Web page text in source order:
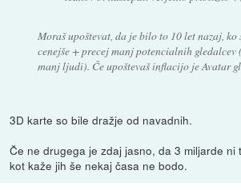
Moraš upoštevat, da je bilo to 10 let nazaj, ko
cenejše + precej manj potencialnih gledalcev
manj ljudi). Če upoštevaš inflacijo je Avatar
3D karte so bile dražje od navadnih.
Če ne drugega je zdaj jasno, da 3 miljarde ni
kot kaže jih še nekaj časa ne bodo.